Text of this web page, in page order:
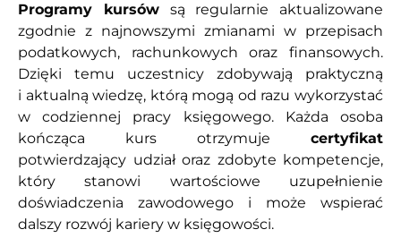
Programy kursówsą regularnie aktualizowane
zgodnie z najnowszymi zmianami w przepisach
podatkowych, rachunkowych oraz finansowych.
Dzięki temu uczestnicy zdobywają praktyczną
i aktualną wiedzę, którą mogą od razu wykorzystać
w codziennej pracy księgowego. Każda osoba
kończąca kurs otrzymuje certyfikat
potwierdzający udział oraz zdobyte kompetencje,
który stanowi wartościowe uzupełnienie
doświadczenia zawodowego i może wspierać
dalszy rozwój kariery w księgowości.